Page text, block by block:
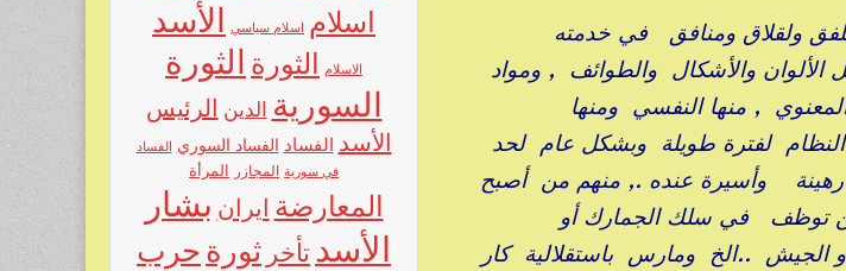
ولقلاق ومنافق في خدمته
والأشكال والطوائف , ومواد
, منها النفسي ومنها
لفترة طويلة وبشكل عام لحد
رهينة وأسيرة عنده ., منهم من أصبح
توظف في سلك الجمارك أو
الجيش ..الخ ومارس باستقلالية كار
اسلام اسلام سياسي الأسد
الاسلام الثورة الثورة
السورية
الدين
الرئيس
الأسد
الفساد الفساد السوري الفساد
في سورية
المجازر المرأة
المعارضة ايران بشار
الأسد تأخر ثورة حرب